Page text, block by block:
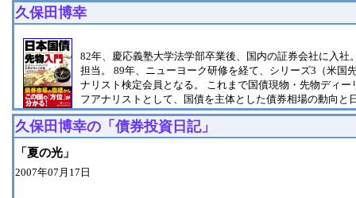
久保田博幸
82年、慶応義塾大学法学部卒業後、国内の証券会社に入
担当。 89年、ニューヨーク研修を経て、シリーズ3（米国
ナリスト検定会員となる。 これまで国債現物・先物ディ
フアナリストとして、国債を主体とした債券相場の動向と
久保田博幸の「債券投資日記」
「夏の光」
2007年07月17日